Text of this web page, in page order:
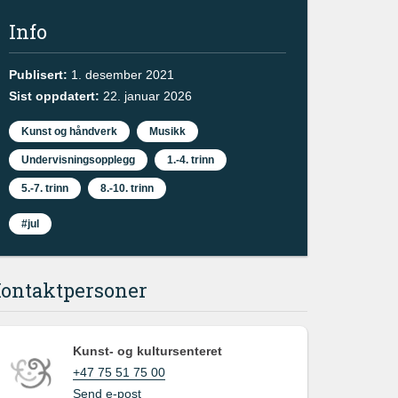
Info
Publisert: 1. desember 2021
Sist oppdatert: 22. januar 2026
Kunst og håndverk Musikk
Undervisningsopplegg 1.-4. trinn
5.-7. trinn 8.-10. trinn
#jul
Kunst- og kultursenteret
+47 75 51 75 00
Send e-post